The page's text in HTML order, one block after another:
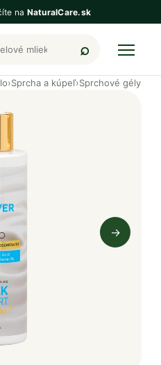
na NaturalCare.sk
›Sprcha a kúpeľ›Sprchové gély
→